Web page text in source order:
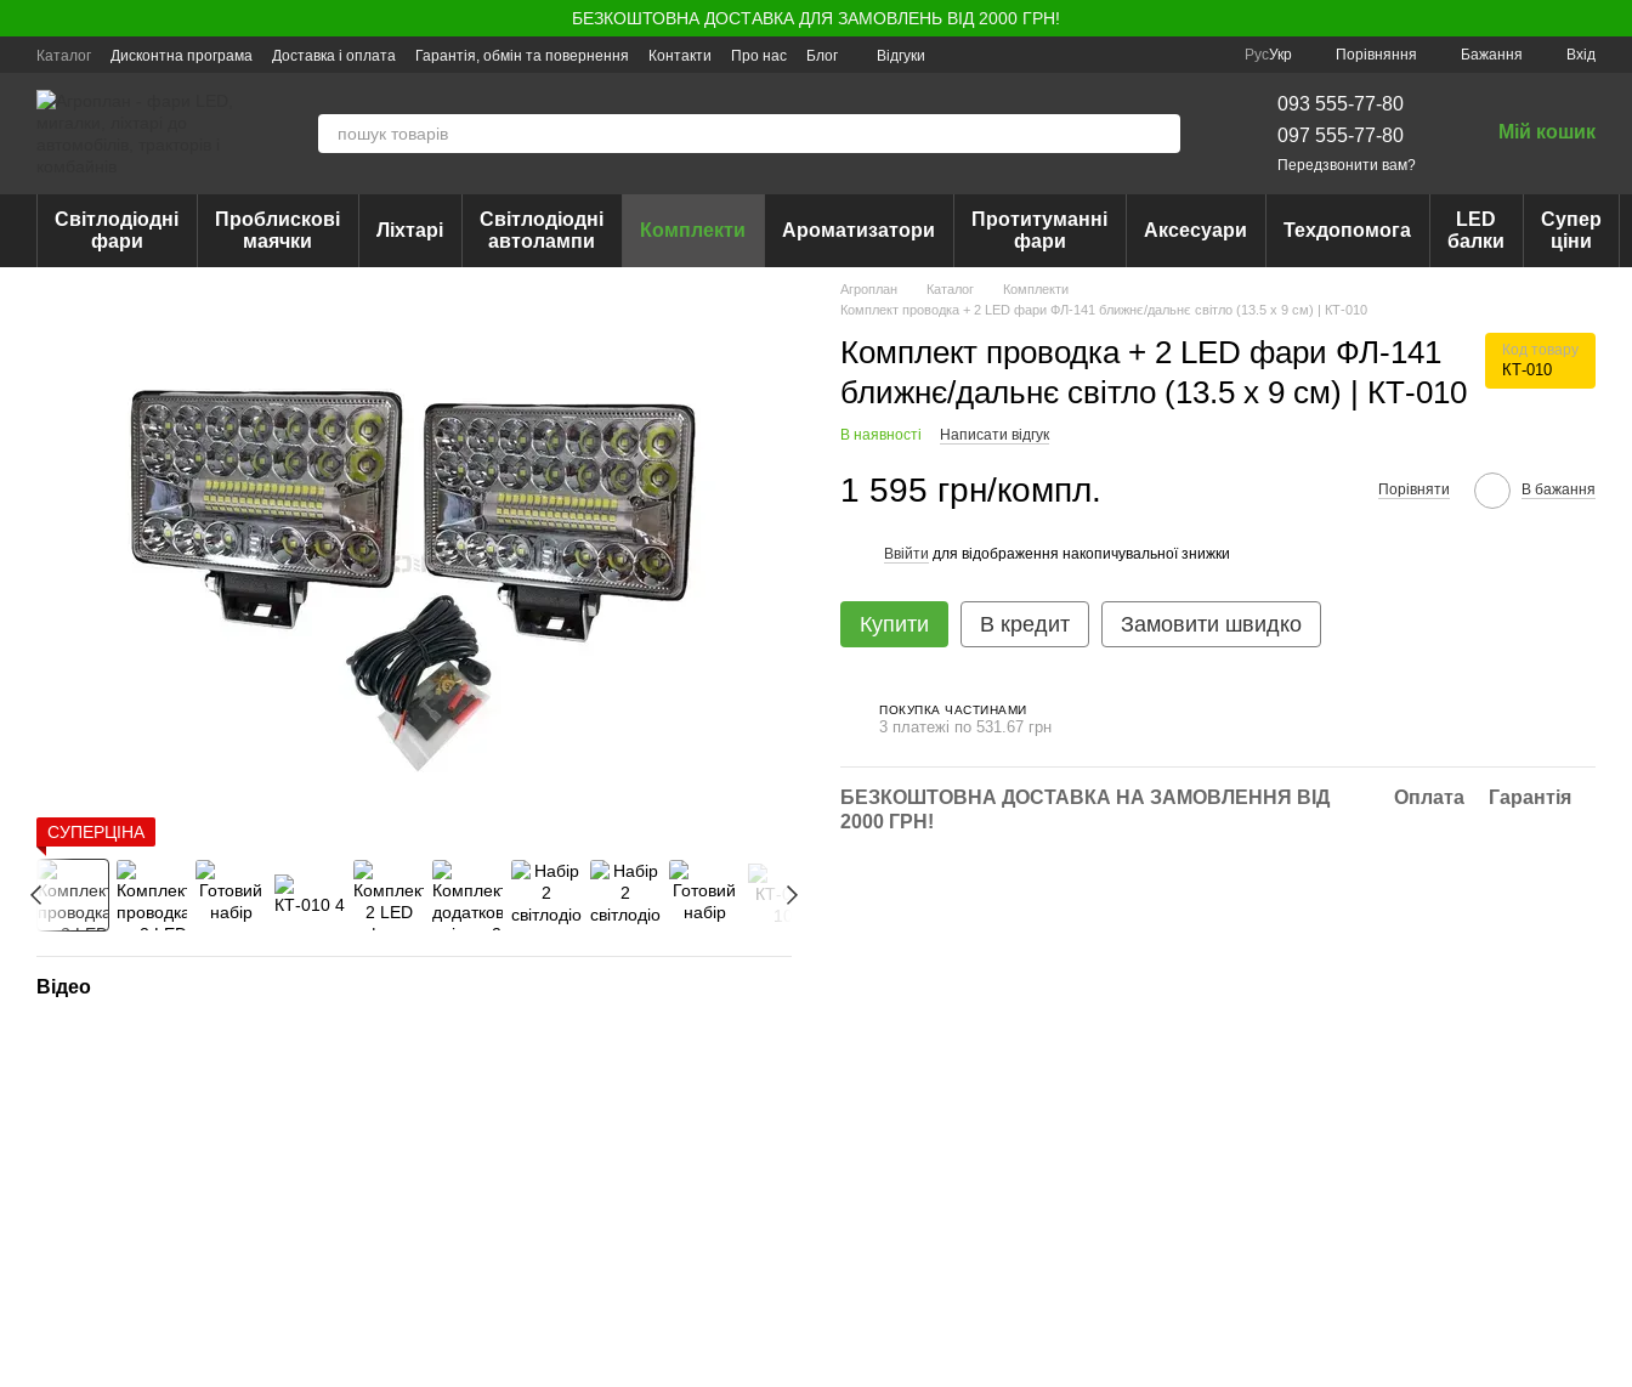
БЕЗКОШТОВНА ДОСТАВКА ДЛЯ ЗАМОВЛЕНЬ ВІД 2000 ГРН!
Каталог Дисконтна програма Доставка і оплата Гарантія, обмін та повернення Контакти Про нас Блог Відгуки РусУкр Порівняння Бажання Вхід
093 555-77-80
097 555-77-80
Передзвонити вам?
Мій кошик
Світлодіодні
фари
Проблискові
маячки
Ліхтарі
Світлодіодні
автолампи
Комплекти Ароматизатори
Протитуманні
фари
Аксесуари Техдопомога
LED
балки
Супер
ціни
СУПЕРЦІНА
Відео
Агроплан Каталог
Комплекти
Комплект проводка + 2 LED фари ФЛ-141 ближнє/дальнє світло (13.5 х 9 см) | КТ-010
Комплект проводка + 2 LED фари ФЛ-141
ближнє/дальнє світло (13.5 х 9 см) | КТ-010
Код товару
КТ-010
В наявності Написати відгук
1 595 грн/компл. Порівняти В бажання
Ввійти для відображення накопичувальної знижки
Купити В кредит Замовити швидко
ПОКУПКА ЧАСТИНАМИ
3 платежі по 531.67 грн
БЕЗКОШТОВНА ДОСТАВКА НА ЗАМОВЛЕННЯ ВІД
2000 ГРН!
Оплата Гарантія